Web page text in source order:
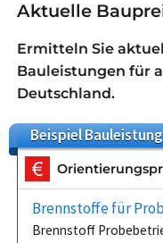
Aktuelle
Ermitteln Sie
Bauleistungen für
Deutschland.
BeispielBauleistung
Brennstoffe für
Brennstoff